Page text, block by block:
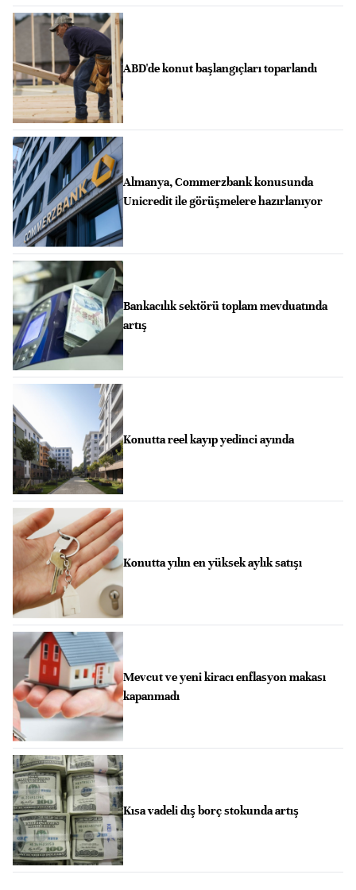
ABD'de konut başlangıçları toparlandı
Almanya, Commerzbank konusunda
Unicredit ile görüşmelere hazırlanıyor
Bankacılık sektörü toplam mevduatında
artış
Konutta reel kayıp yedinci ayında
Konutta yılın en yüksek aylık satışı
Mevcut ve yeni kiracı enflasyon makası
kapanmadı
Kısa vadeli dış borç stokunda artış